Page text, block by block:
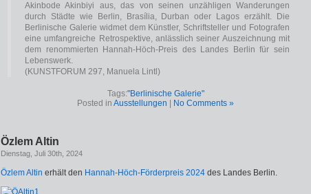
Akinbode Akinbiyi aus, das von seinen unzähligen Wanderungen
durch Städte wie Berlin, Brasília, Durban oder Lagos erzählt. Die
Berlinische Galerie widmet dem Künstler, Schriftsteller und Fotografen
eine umfangreiche Retrospektive, anlässlich seiner Auszeichnung mit
dem renommierten Hannah-Höch-Preis des Landes Berlin für sein
Lebenswerk.
(KUNSTFORUM 297, Manuela Lintl)
Tags:"Berlinische Galerie"
Posted in Ausstellungen No Comments »
Özlem Altin
Dienstag, Juli 30th, 2024
Özlem Altin erhält den Hannah-Höch-Förderpreis 2024 des Landes Berlin.